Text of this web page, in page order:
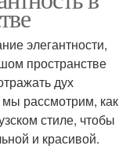
элегантности,
пространстве
дух
рассмотрим, как
стиле, чтобы
и красивой.